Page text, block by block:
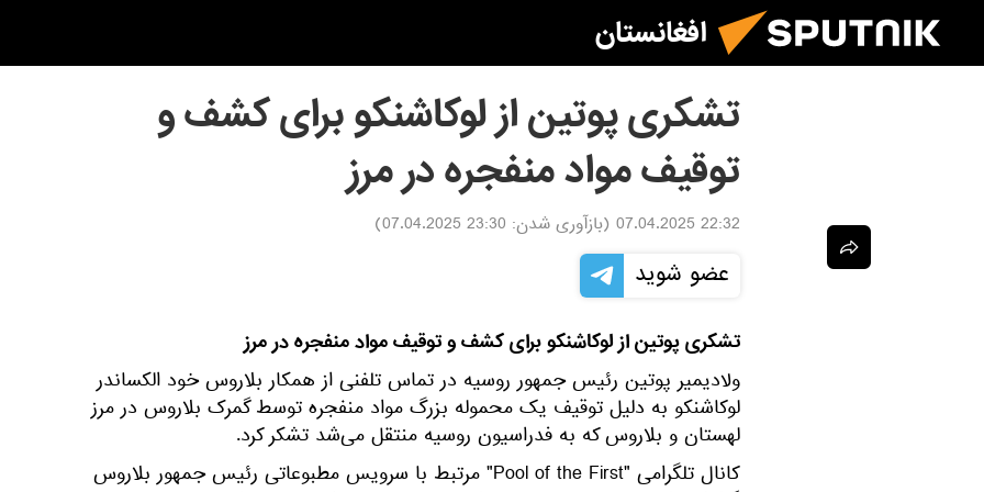
افغانستان
تشکری پوتین از لوکاشنکو برای کشف و
توقیف مواد منفجره در مرز
22:32 07.04.2025 (بازآوری شدن: 23:30 07.04.2025
)
عضو شوید
تشکری پوتین از لوکاشنکو برای کشف و توقیف مواد منفجره در مرز
ولادیمیر پوتین رئیس جمهور روسیه در تماس تلفنی از همکار بلاروس خود الکساندر
لوکاشنکو به دلیل توقیف یک محموله بزرگ مواد منفجره توسط گمرک بلاروس در مرز
لهستان و بلاروس که به فدراسیون روسیه منتقل می‌شد تشکر کرد.
کانال تلگرامی "Pool of the First" مرتبط با سرویس مطبوعاتی رئیس جمهور بلاروس